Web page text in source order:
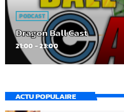
PODCAST
Dragon Ball Cast
21:00 - 23:00
ACTU POPULAIRE